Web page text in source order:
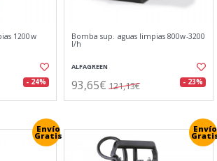
1200w
- 24%
Bomba sup. aguas limpias 800w-3200
l/h
ALFAGREEN
93,65€ 121,13€ - 23%
Envío
Gratis
Envío